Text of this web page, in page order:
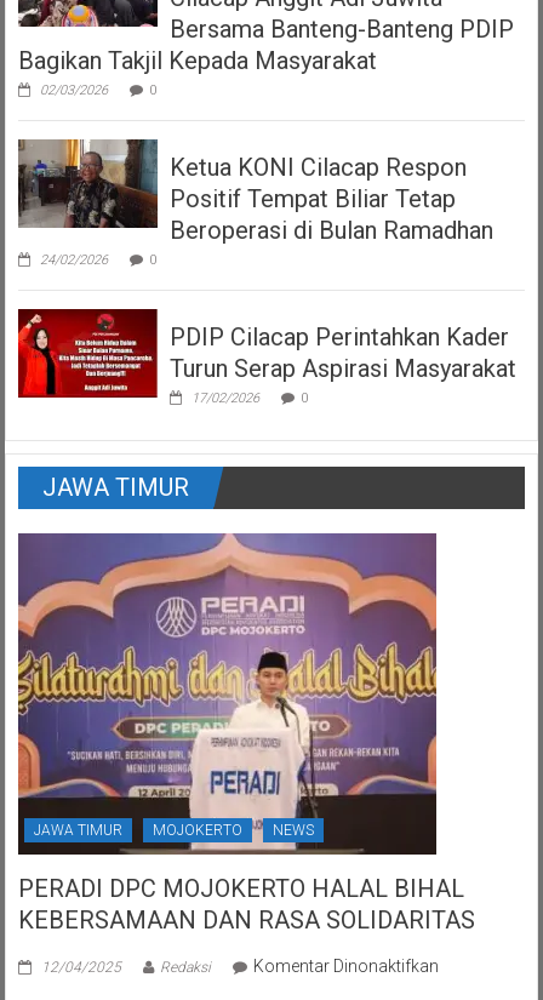
Bersama Banteng-Banteng PDIP
Bagikan Takjil Kepada Masyarakat
02/03/2026 0
Ketua KONI Cilacap Respon
Positif Tempat Biliar Tetap
Beroperasi di Bulan Ramadhan
24/02/2026 0
PDIP Cilacap Perintahkan Kader
Turun Serap Aspirasi Masyarakat
17/02/2026 0
JAWA TIMUR
JAWA TIMUR MOJOKERTO NEWS
PERADI DPC MOJOKERTO HALAL BIHAL
KEBERSAMAAN DAN RASA SOLIDARITAS
12/04/2025 Redaksi Komentar Dinonaktifkan